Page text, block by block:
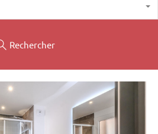
Rechercher